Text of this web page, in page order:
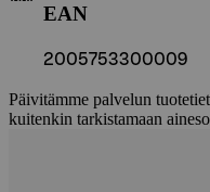
EAN
2005753300009
Päivitämme palvelun
kuitenkin tarkistamaan